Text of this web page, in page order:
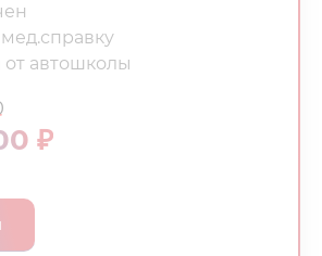
от автошколы
₽